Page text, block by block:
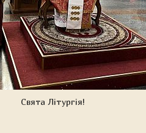
Свята Літургія!